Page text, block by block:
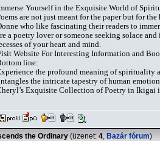
Yourself in the Exquisite World of
are not just meant for the paper but for
who like fascinating their readers to
a poetry lover or someone seeking solace
of your heart and mind.
Website For Interesting Information and
line:
the profound meaning of
the intricate tapestry of human
Exquisite Collection of Poetry in
the Ordinary (üzenet: 4, Bazár fórum)